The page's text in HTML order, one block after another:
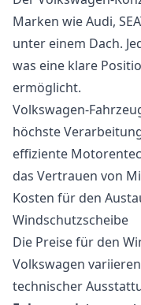
Marken wie Audi,
unter einem Dach.
was eine klare
ermöglicht.
Volkswagen-
höchste
effiziente
das Vertrauen von
Kosten für den
Windschutzscheibe
Die Preise für den
Volkswagen
technischer